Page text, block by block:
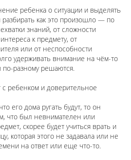
ребенка о ситуации и выделять
как это произошло — по
знаний, от сложности
к предмету, от
или от неспособности
удерживать внимание на чём-то
разному решаются.
с ребенком и доверительное
его дома ругать будут, то он
что был невнимателен или
скорее будет учиться врать и
которая этого не задавала или не
на ответ или еще что-то.